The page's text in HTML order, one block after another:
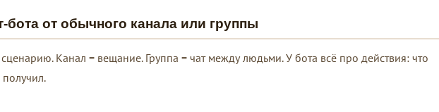
бота от обычного канала или группы
Канал = вещание. Группа = чат между людьми. У бота всё про действия: что